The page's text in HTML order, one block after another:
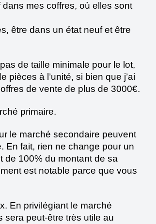
mes coffres, où elles sont
être dans un état neuf et être
de taille minimale pour le lot,
à l’unité, si bien que j’ai
de vente de plus de 3000€.
primaire.
le marché secondaire peuvent
En fait, rien ne change pour un
de 100% du montant de sa
est notable parce que vous
En privilégiant le marché
sera peut-être très utile au